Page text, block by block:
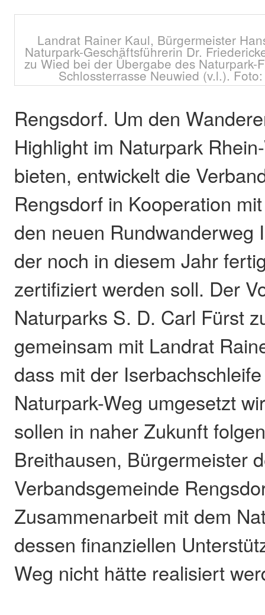
Landrat Rainer Kaul, Bürgermeister
Naturpark-Geschäftsführerin Dr.
zu Wied bei der Übergabe des Naturpark-
Schlossterrasse Neuwied (v.l.).
Rengsdorf. Um den
Highlight im Naturpark
bieten, entwickelt die
Rengsdorf in Kooperation
den neuen Rundwanderweg
der noch in diesem Jahr
zertifiziert werden soll. Der
Naturparks S. D. Carl Fürst
gemeinsam mit Landrat
dass mit der
Naturpark-Weg umgesetzt
sollen in naher Zukunft
Breithausen, Bürgermeister
Verbandsgemeinde
Zusammenarbeit mit dem
dessen finanziellen
Weg nicht hätte realisiert